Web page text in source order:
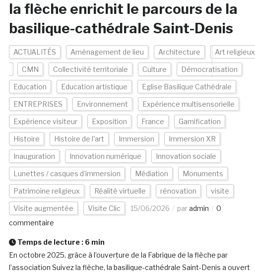
la flèche enrichit le parcours de la
basilique-cathédrale Saint-Denis
ACTUALITÉS Aménagement de lieu Architecture Art religieux
CMN Collectivité territoriale Culture Démocratisation
Education Education artistique Eglise Basilique Cathédrale
ENTREPRISES Environnement Expérience multisensorielle
Expérience visiteur Exposition France Gamification
Histoire Histoire de l'art Immersion Immersion XR
Inauguration Innovation numérique Innovation sociale
Lunettes / casques d'immersion Médiation Monuments
Patrimoine religieux Réalité virtuelle rénovation visite
Visite augmentée Visite Clic 15/06/2026 paradmin
0
commentaire
Temps de lecture : 6 min
En octobre 2025, grâce à l’ouverture de la Fabrique de la flèche par
l’association Suivez la flèche, la basilique-cathédrale Saint-Denis a ouvert